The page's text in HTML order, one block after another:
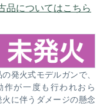
品についてはこちら
発火式モデルガンで、
作が一度も行われおら
に伴うダメージの懸念